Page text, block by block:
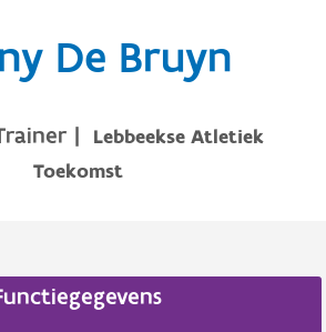
De Bruyn
|
Lebbeekse Atletiek
Toekomst